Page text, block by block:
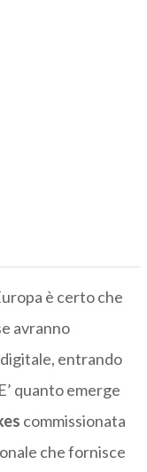
è certo che
avranno
entrando
quanto emerge
commissionata
che fornisce